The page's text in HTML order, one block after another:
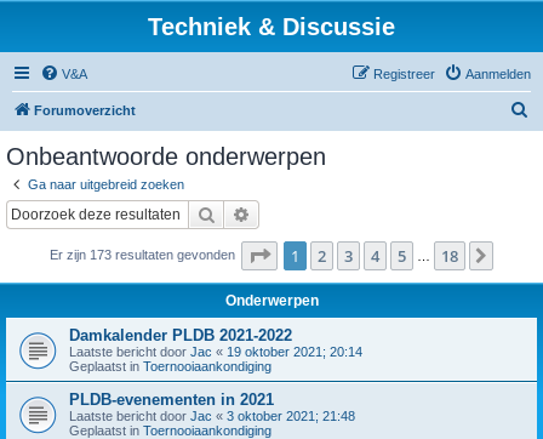
Techniek & Discussie
V&A Aanmelden
Registreer
Forumoverzicht
Onbeantwoorde onderwerpen
Ga naar uitgebreid zoeken
Zoek
Er zijn 173 resultaten gevonden Pagina van 18
1 2 3 4 5 18
Onderwerpen
Damkalender PLDB 2021-2022
Laatste bericht door Jac « 19 oktober 2021; 20:14
Geplaatst in Toernooiaankondiging
PLDB-evenementen in 2021
Laatste bericht door Jac « 3 oktober 2021; 21:48
Geplaatst in Toernooiaankondiging